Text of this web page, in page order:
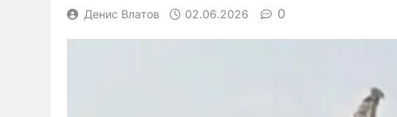
Денис Влатов 02.06.2026 0